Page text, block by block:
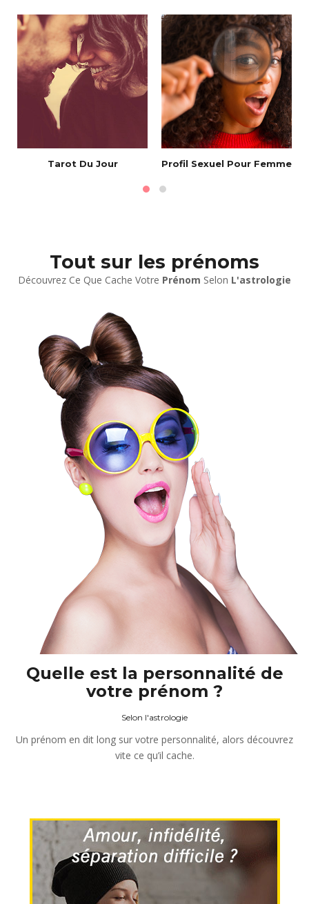
Tarot Du Jour Profil Sexuel Pour Femme
Tout sur les prénoms
Découvrez Ce Que Cache Votre Prénom Selon L'astrologie
Quelle est la personnalité de
votre prénom ?
Selon l'astrologie
Un prénom en dit long sur votre personnalité, alors découvrez
vite ce qu’il cache.